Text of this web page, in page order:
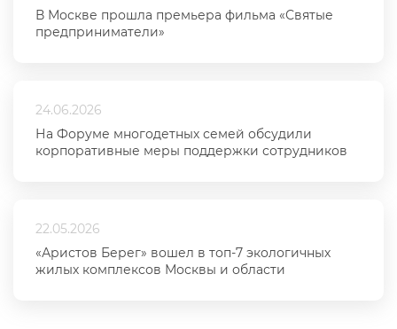
В Москве прошла премьера фильма «Святые
предприниматели»
24.06.2026
На Форуме многодетных семей обсудили
корпоративные меры поддержки сотрудников
22.05.2026
«Аристов Берег» вошел в топ-7 экологичных
жилых комплексов Москвы и области